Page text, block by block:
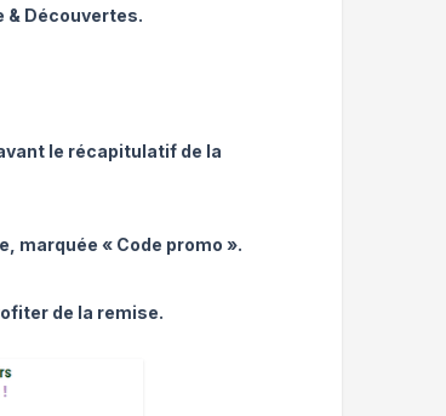
& Découvertes.
le récapitulatif de la
marquée « Code promo ».
de la remise.